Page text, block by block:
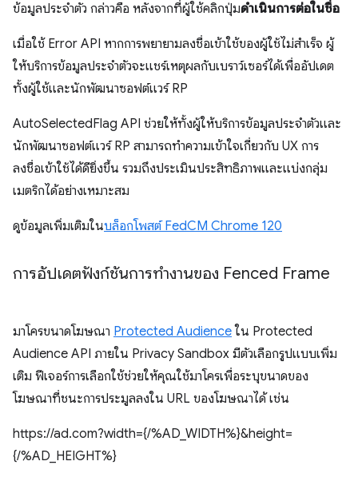
ข้อมูลประจำตัว กล่าวคือ หลังจากที่ผู้ใช้คลิกปุ่มดำเนินการต่อในชื่อ
เมื่อใช้ Error API หากการพยายามลงชื่อเข้าใช้ของผู้ใช้ไม่สำเร็จ ผู้
ให้บริการข้อมูลประจำตัวจะแชร์เหตุผลกับเบราว์เซอร์ได้เพื่ออัปเดต
ทั้งผู้ใช้และนักพัฒนาซอฟต์แวร์ RP
AutoSelectedFlag API ช่วยให้ทั้งผู้ให้บริการข้อมูลประจำตัวและ
นักพัฒนาซอฟต์แวร์ RP สามารถทำความเข้าใจเกี่ยวกับ UX การ
ลงชื่อเข้าใช้ได้ดียิ่งขึ้น รวมถึงประเมินประสิทธิภาพและแบ่งกลุ่ม
เมตริกได้อย่างเหมาะสม
ดูข้อมูลเพิ่มเติมในบล็อกโพสต์ FedCM Chrome 120
การอัปเดตฟังก์ชันการทำงานของ Fenced Frame
มาโครขนาดโฆษณา Protected Audience ใน Protected
Audience API ภายใน Privacy Sandbox มีตัวเลือกรูปแบบเพิ่ม
เติม ฟีเจอร์การเลือกใช้ช่วยให้คุณใช้มาโครเพื่อระบุขนาดของ
โฆษณาที่ชนะการประมูลลงใน URL ของโฆษณาได้ เช่น
https://ad.com?width={/%AD_WIDTH%}&height=
{/%AD_HEIGHT%}